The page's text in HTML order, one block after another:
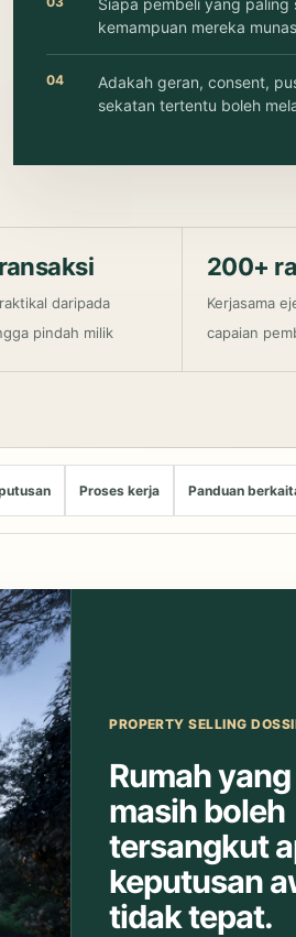
Siapa pembeli yang paling
kemampuan mereka
04
Adakah geran, consent,
sekatan tertentu boleh
daripada
pindah milik
200+
Kerjasama
capaian
Proses kerja Panduan
PROPERTY SELLING
Rumah
masih boleh
tersangkut
keputusan
tidak tepat.